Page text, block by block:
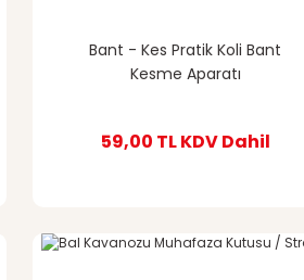
Bant - Kes Pratik Koli Bant
Kesme Aparatı
59,00 TLKDV Dahil